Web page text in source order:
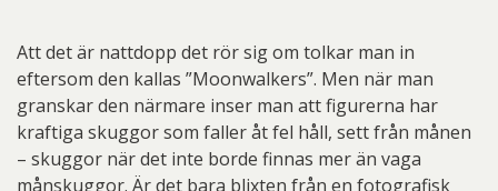
Att det är nattdopp det rör sig om tolkar man in
eftersom den kallas ”Moonwalkers”. Men när man
granskar den närmare inser man att figurerna har
kraftiga skuggor som faller åt fel håll, sett från månen
– skuggor när det inte borde finnas mer än vaga
månskuggor. Är det bara blixten från en fotografisk